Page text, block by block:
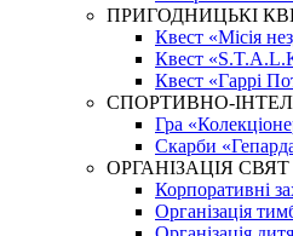
ПРИГОДНИЦЬКІ
Квест «Місія
Квест
Квест «Гаррі
СПОРТИВНО-
Гра
Скарби
ОРГАНІЗАЦІЯ СВЯТ
Корпоративні
Організація